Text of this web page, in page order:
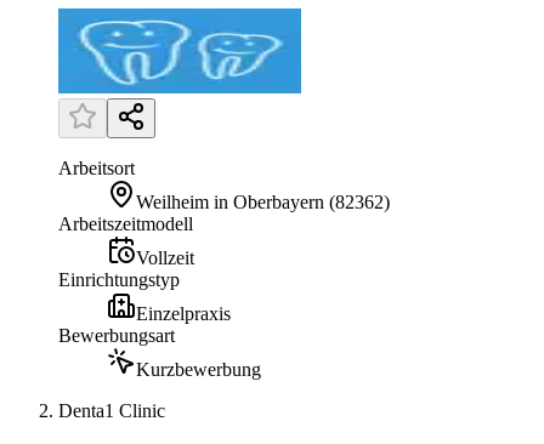
Arbeitsort
Weilheim in Oberbayern (82362)
Arbeitszeitmodell
Vollzeit
Einrichtungstyp
Einzelpraxis
Bewerbungsart
Kurzbewerbung
Denta1 Clinic